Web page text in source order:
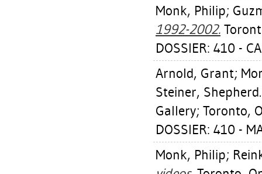
Monk, Philip;
1992-2002.
DOSSIER: 410 -
Arnold, Grant;
Steiner, Shepherd
Gallery; Toronto,
DOSSIER: 410 -
Monk, Philip;